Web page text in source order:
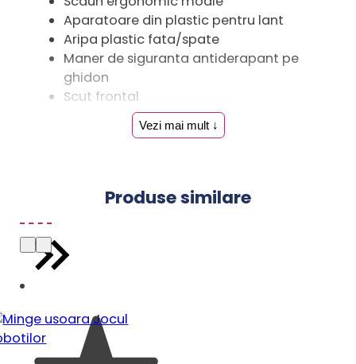
Aparatoare din plastic pentru lant
Aripa plastic fata/spate
Maner de siguranta antiderapant pe
ghidon
Scut frontal
Suport cu sticla de apa
Tara de origine: Italia
Dimensiuni roti: 14″ (diametru aprox. 36 cm)
Greutate: 7,7 kg
AVERTISMENTE!
A se utiliza cu echipament de protectie. A nu
se utiliza in trafic.
partile principale (elemente de sustinere,
fixare, ancorare, etc.) pentru evitarea caderii
sau a rasturnarii.
Vezi mai mult ↓
Produse similare